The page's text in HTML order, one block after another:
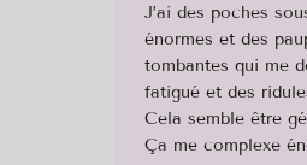
J’ai des poches
énormes et des
tombantes qui me
fatigué et des
Cela semble être
Ça me complexe